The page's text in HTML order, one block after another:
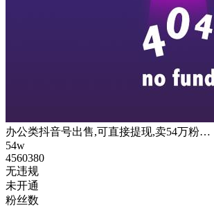
办公类抖音号出售,可直接提现,卖54万粉…
54w
4560380
无违规
未开通
粉丝数